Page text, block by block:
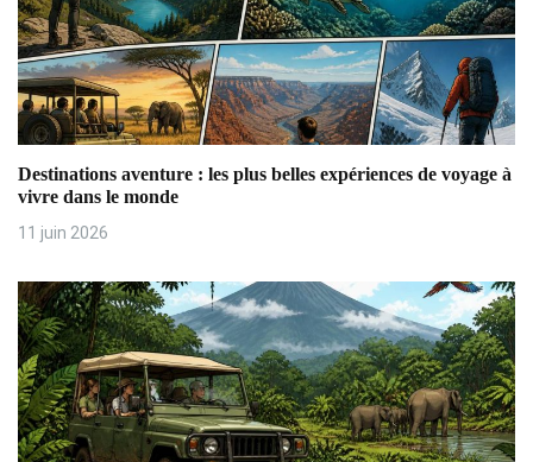
o
n
d
e
l
a
r
t
i
Destinations aventure : les plus belles expériences de voyage à
vivre dans le monde
11 juin 2026